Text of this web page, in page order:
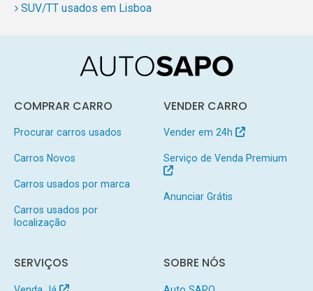
SUV/TT usados em Lisboa
COMPRAR CARRO
Procurar carros usados
Carros Novos
Carros usados por marca
Carros usados por
localização
VENDER CARRO
Vender em 24h
Serviço de Venda Premium
Anunciar Grátis
SERVIÇOS SOBRE NÓS